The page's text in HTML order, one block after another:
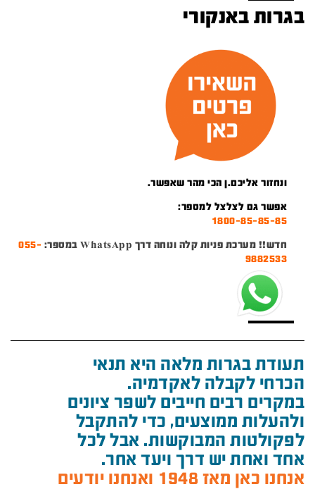
בגרות באנקורי
ונחזור אליכם.ן הכי מהר שאפשר.
אפשר גם לצלצל למספר:
1800-85-85-85
חדש!! מערכת פניות קלה ונוחה דרך WhatsApp במספר:
055-
9882533
תעודת בגרות מלאה היא תנאי
הכרחי לקבלה לאקדמיה.
במקרים רבים חייבים לשפר ציונים
ולהעלות ממוצעים, כדי להתקבל
לפקולטות המבוקשות. אבל לכל
אחד ואחת יש דרך ויעד אחר.
אנחנו כאן מאז 1948 ואנחנו יודעים